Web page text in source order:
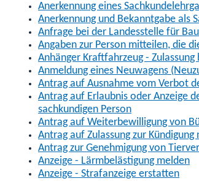
Anerkennung eines
Anerkennung und Bekanntgabe als
Anfrage bei der Landesstelle für
Angaben zur Person mitteilen, die
Anhänger Kraftfahrzeug - Zulassung
Anmeldung eines Neuwagens
Antrag auf Ausnahme vom Verbot
Antrag auf Erlaubnis oder Anzeige
sachkundigen Person
Antrag auf Weiterbewilligung von
Antrag auf Zulassung zur
Antrag zur Genehmigung von
Anzeige - Lärmbelästigung melden
Anzeige - Strafanzeige erstatten